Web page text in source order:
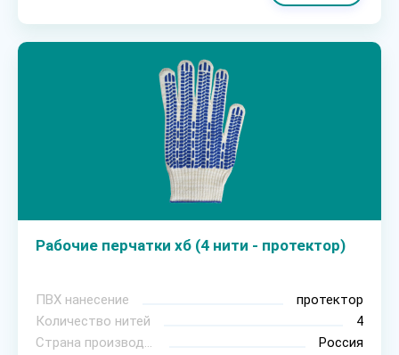
Рабочие перчатки хб (4 нити - протектор)
ПВХ нанесение
протектор
Количество нитей
4
Страна производитель
Россия